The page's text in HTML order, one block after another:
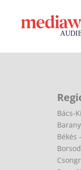
Bács-
Békés